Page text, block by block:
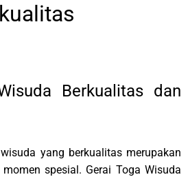
Berkualitas dan
yang berkualitas merupakan
spesial. Gerai Toga Wisuda